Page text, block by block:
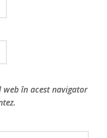
web în acest navigator